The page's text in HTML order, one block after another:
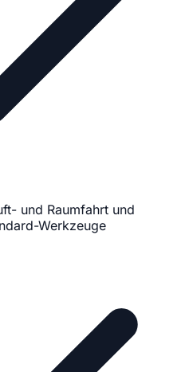
und Raumfahrt und
Werkzeuge